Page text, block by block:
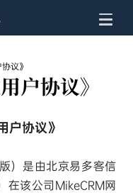
议》
户协议》
户协议》
）是由北京易多客信
在该公司MikeCRM网